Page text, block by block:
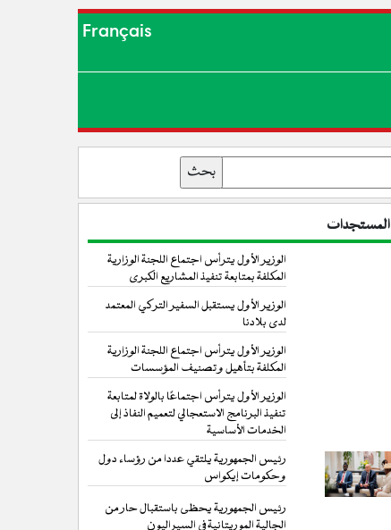
Français
المستجدات
الوزير الأول يترأس اجتماع اللجنة الوزارية
المكلفة بمتابعة تنفيذ المشاريع الكبرى
الوزير الأول يستقبل السفير التركي المعتمد
لدى بلادنا
الوزير الأول يترأس اجتماع اللجنة الوزارية
المكلفة بتأهيل وتصنيف المؤسسات
الوزير الأول يترأس اجتماعًا بالولاة لمتابعة
تنفيذ البرنامج الاستعجالي لتعميم النفاذ إلى
الخدمات الأساسية
رئيس الجمهورية يلتقي عددا من رؤساء دول
وحكومات إيكواس
رئيس الجمهورية يحظى باستقبال حار من
الجالية الموريتانية في السيراليون